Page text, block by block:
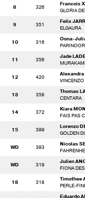
8 326
Francois
GLORIA
9 351
Felix
ELGAURA
10 316
Oona-
11 356
Jade
12 420
Alexandra
VINCENZO
13 358
Thomas
CENTARA
14 372
Kiara
FAIS PAS
15 399
Lorenzo
GOLDEN
WD 393
Nicolas
WD 319
Julien
FIONA
18 318
Timothee
PERLE-
Eduardo